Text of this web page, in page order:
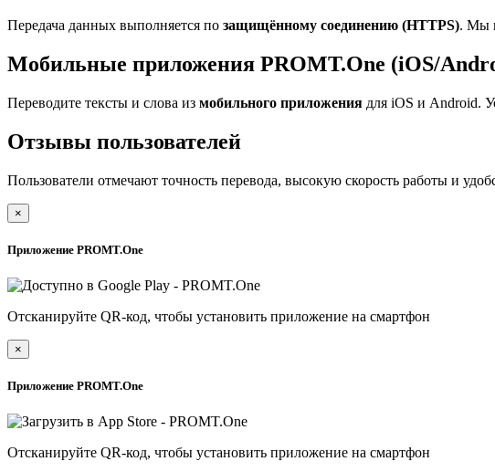
Передача данных выполняется по защищённому соединению (HTTPS). Мы
Мобильные приложения PROMT.One (iOS/
Переводите тексты и слова из мобильного приложения для iOS и Android.
Отзывы пользователей
Пользователи отмечают точность перевода, высокую скорость работы и
×
Приложение PROMT.One
Отсканируйте QR-код, чтобы установить приложение на смартфон
×
Приложение PROMT.One
Отсканируйте QR-код, чтобы установить приложение на смартфон